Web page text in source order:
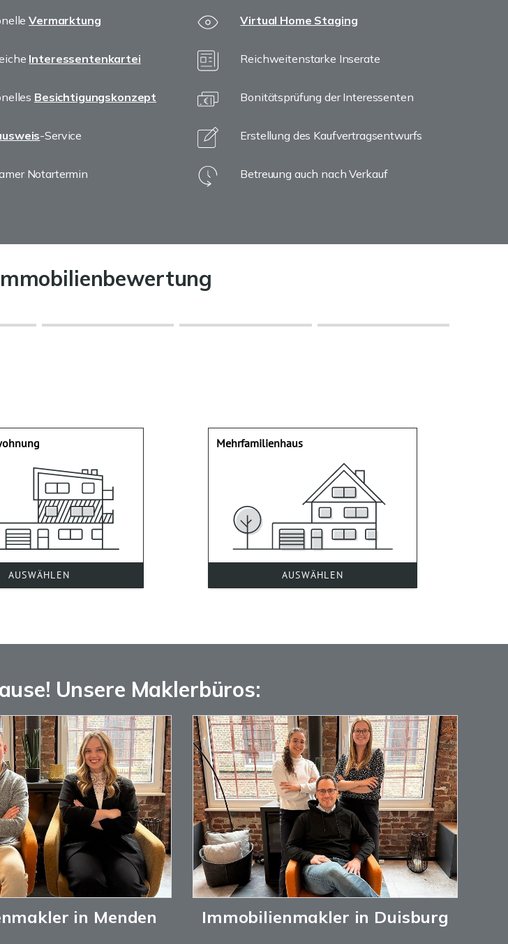
Vermarktung Virtual Home Staging
Interessentenkartei Reichweitenstarke Inserate
Besichtigungskonzept Bonitätsprüfung der Interessenten
-Service Erstellung des Kaufvertragsentwurfs
Notartermin Betreuung auch nach Verkauf
Unsere Maklerbüros:
in Menden Immobilienmakler in Duisburg